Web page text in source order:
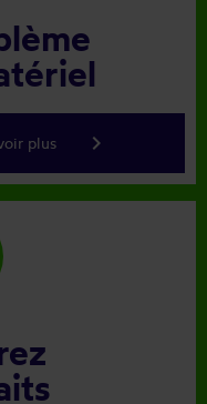
plus keyboard_arrow_right